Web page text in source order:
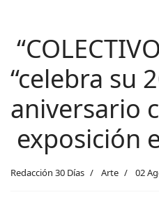
“celebra su
aniversario
exposición
Redacción 30 Días Arte 02